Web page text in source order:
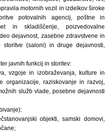
motornih vozil in izdelkov široke
potovalnih agencij, poštne in
in skladiščenje, poizvedovalne
dejavnost, zasebne zdravstvene in
(saloni) in druge dejavnosti,
javnih funkcij in storitev:
vzgoje in izobraževanja, kulture in
organizacije, raziskovanje in razvoj,
služb vlade, posebne dejavnosti
objekti, samski domovi,